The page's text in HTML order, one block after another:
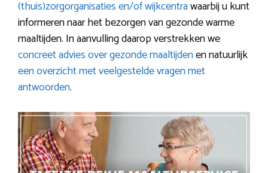
(thuis)zorgorganisaties en/of wijkcentrawaarbij u kunt
informeren naar het bezorgen van gezonde warme
maaltijden. In aanvulling daarop verstrekken we
concreet advies over gezonde maaltijdenen natuurlijk
een overzicht met veelgestelde vragen met
antwoorden.